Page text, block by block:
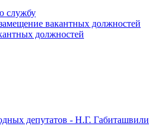
службу
вакантных должностей
должностей
депутатов - Н.Г. Габиташвили